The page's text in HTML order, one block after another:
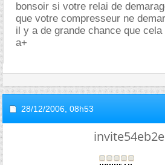
bonsoir si votre relai de
que votre compresseur ne
il y a de grande chance que
a+
28/12/2006, 08h53